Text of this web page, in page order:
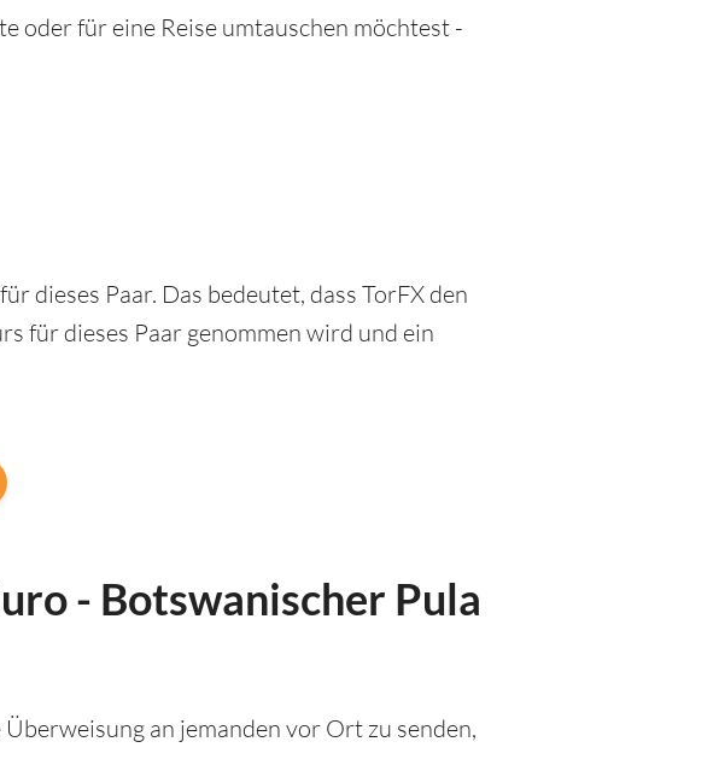
oder für eine Reise umtauschen möchtest -
für dieses Paar. Das bedeutet, dass TorFX den
für dieses Paar genommen wird und ein
- Botswanischer Pula
an jemanden vor Ort zu senden,